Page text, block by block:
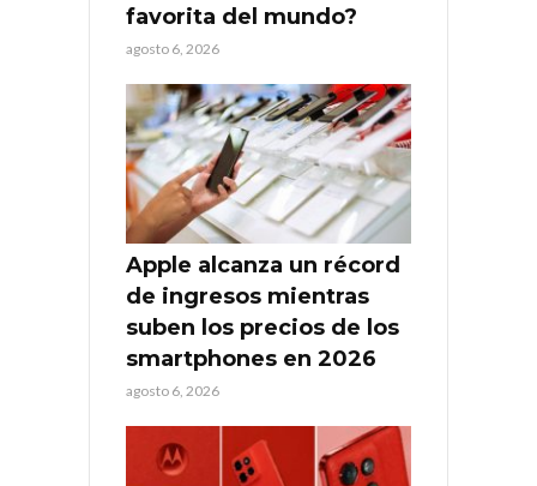
favorita del mundo?
agosto 6, 2026
Apple alcanza un récord
de ingresos mientras
suben los precios de los
smartphones en 2026
agosto 6, 2026